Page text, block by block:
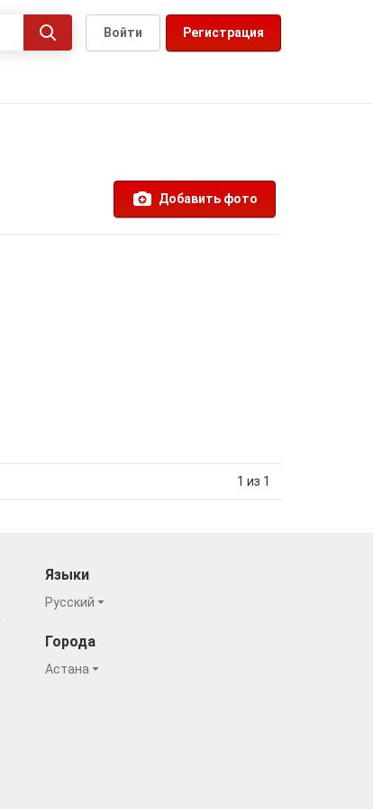
Регистрация
Войти
Добавить фото
1 из 1
Языки
Русский
Города
Астана